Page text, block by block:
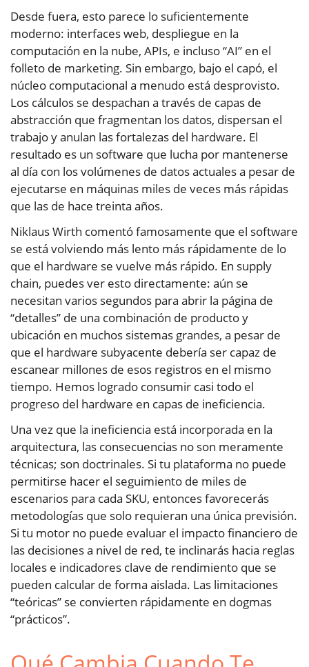
Desde fuera, esto parece lo suficientemente
moderno: interfaces web, despliegue en la
computación en la nube, APIs, e incluso “AI” en el
folleto de marketing. Sin embargo, bajo el capó, el
núcleo computacional a menudo está desprovisto.
Los cálculos se despachan a través de capas de
abstracción que fragmentan los datos, dispersan el
trabajo y anulan las fortalezas del hardware. El
resultado es un software que lucha por mantenerse
al día con los volúmenes de datos actuales a pesar de
ejecutarse en máquinas miles de veces más rápidas
que las de hace treinta años.
Niklaus Wirth comentó famosamente que el software
se está volviendo más lento más rápidamente de lo
que el hardware se vuelve más rápido. En supply
chain, puedes ver esto directamente: aún se
necesitan varios segundos para abrir la página de
“detalles” de una combinación de producto y
ubicación en muchos sistemas grandes, a pesar de
que el hardware subyacente debería ser capaz de
escanear millones de esos registros en el mismo
tiempo. Hemos logrado consumir casi todo el
progreso del hardware en capas de ineficiencia.
Una vez que la ineficiencia está incorporada en la
arquitectura, las consecuencias no son meramente
técnicas; son doctrinales. Si tu plataforma no puede
permitirse hacer el seguimiento de miles de
escenarios para cada SKU, entonces favorecerás
metodologías que solo requieran una única previsión.
Si tu motor no puede evaluar el impacto financiero de
las decisiones a nivel de red, te inclinarás hacia reglas
locales e indicadores clave de rendimiento que se
pueden calcular de forma aislada. Las limitaciones
“teóricas” se convierten rápidamente en dogmas
“prácticos”.